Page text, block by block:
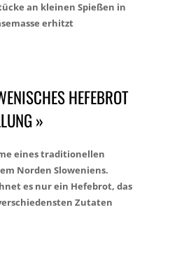
an kleinen Spießen in
erhitzt
HEFEBROT
»
eines traditionellen
Norden Sloweniens.
es nur ein Hefebrot, das
Zutaten